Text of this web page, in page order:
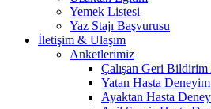
Yemek Listesi
Yaz Stajı Başvurusu
İletişim & Ulaşım
Anketlerimiz
Çalışan Geri
Yatan Hasta
Ayaktan Hasta